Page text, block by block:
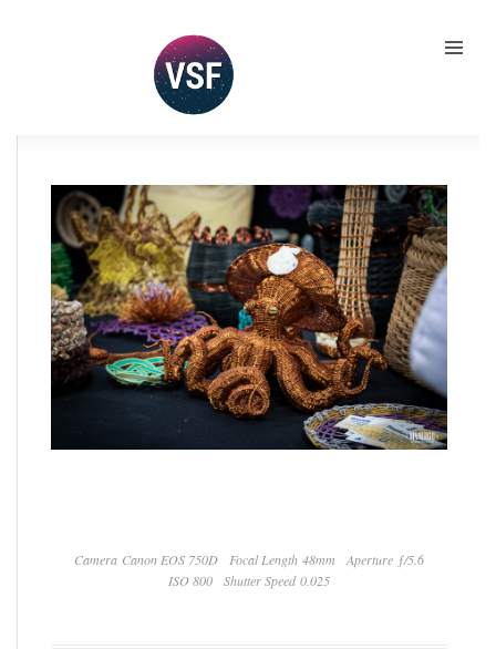
Camera Canon EOS 750D Focal Length 48mm
Aperture ƒ/5.6
ISO 800
Shutter Speed 0.025